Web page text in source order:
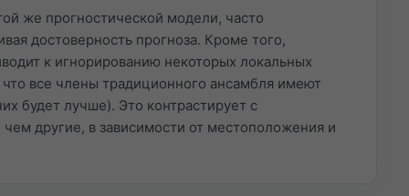
же прогностической модели, часто
достоверность прогноза. Кроме того,
к игнорированию некоторых локальных
все члены традиционного ансамбля имеют
будет лучше). Это контрастирует с
другие, в зависимости от местоположения и